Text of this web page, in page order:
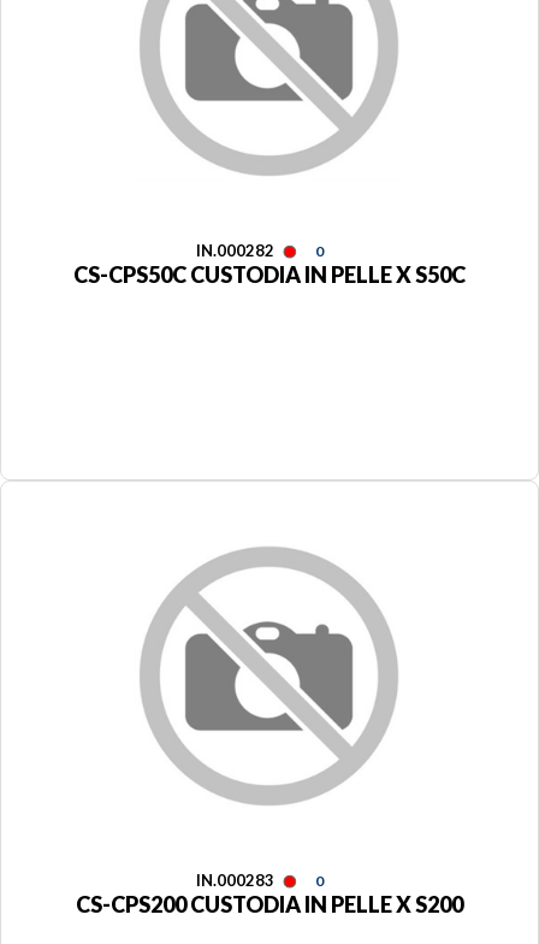
IN.000282 0
CS-CPS50C CUSTODIA IN PELLE X S50C
IN.000283 0
CS-CPS200 CUSTODIA IN PELLE X S200